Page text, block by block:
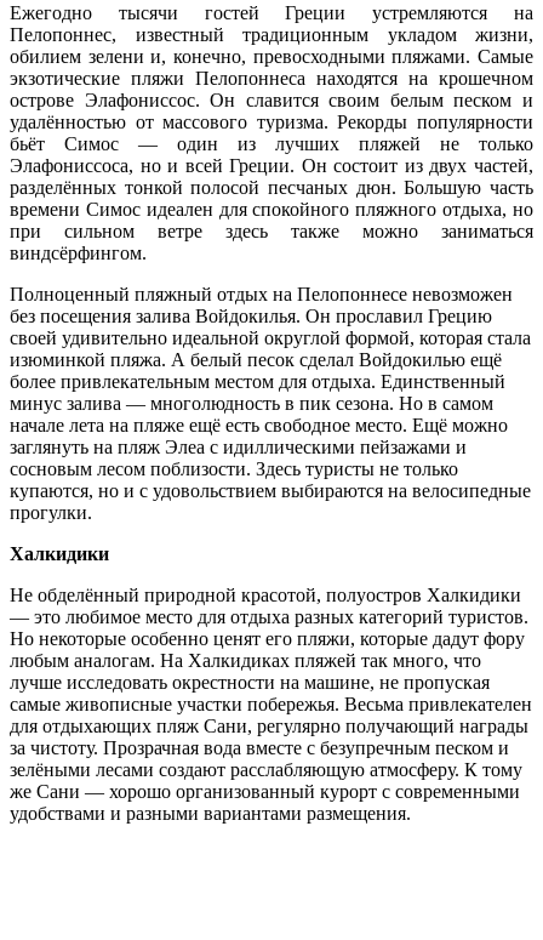
Ежегодно тысячи гостей Греции устремляются на
Пелопоннес, известный традиционным укладом жизни,
обилием зелени и, конечно, превосходными пляжами. Самые
экзотические пляжи Пелопоннеса находятся на крошечном
острове Элафониссос. Он славится своим белым песком и
удалённостью от массового туризма. Рекорды популярности
бьёт Симос — один из лучших пляжей не только
Элафониссоса, но и всей Греции. Он состоит из двух частей,
разделённых тонкой полосой песчаных дюн. Большую часть
времени Симос идеален для спокойного пляжного отдыха, но
при сильном ветре здесь также можно заниматься
виндсёрфингом.
Полноценный пляжный отдых на Пелопоннесе невозможен
без посещения залива Войдокилья. Он прославил Грецию
своей удивительно идеальной округлой формой, которая стала
изюминкой пляжа. А белый песок сделал Войдокилью ещё
более привлекательным местом для отдыха. Единственный
минус залива — многолюдность в пик сезона. Но в самом
начале лета на пляже ещё есть свободное место. Ещё можно
заглянуть на пляж Элеа с идиллическими пейзажами и
сосновым лесом поблизости. Здесь туристы не только
купаются, но и с удовольствием выбираются на велосипедные
прогулки.
Халкидики
Не обделённый природной красотой, полуостров Халкидики
— это любимое место для отдыха разных категорий туристов.
Но некоторые особенно ценят его пляжи, которые дадут фору
любым аналогам. На Халкидиках пляжей так много, что
лучше исследовать окрестности на машине, не пропуская
самые живописные участки побережья. Весьма привлекателен
для отдыхающих пляж Сани, регулярно получающий награды
за чистоту. Прозрачная вода вместе с безупречным песком и
зелёными лесами создают расслабляющую атмосферу. К тому
же Сани — хорошо организованный курорт с современными
удобствами и разными вариантами размещения.